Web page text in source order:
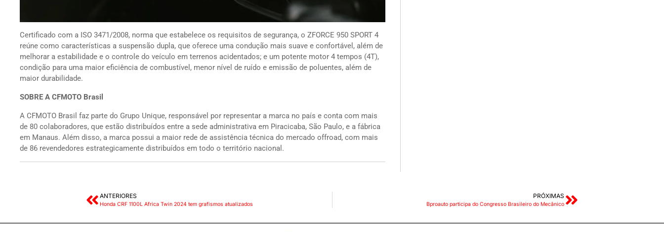
Certificado com a ISO 3471/2008, norma que estabelece os requisitos de segurança, o ZFORCE 950 SPORT 4
reúne como características a suspensão dupla, que oferece uma condução mais suave e confortável, além de
melhorar a estabilidade e o controle do veículo em terrenos acidentados; e um potente motor 4 tempos (4T),
condição para uma maior eficiência de combustível, menor nível de ruído e emissão de poluentes, além de
maior durabilidade.
SOBRE A CFMOTO Brasil
A CFMOTO Brasil faz parte do Grupo Unique, responsável por representar a marca no país e conta com mais
de 80 colaboradores, que estão distribuídos entre a sede administrativa em Piracicaba, São Paulo, e a fábrica
em Manaus. Além disso, a marca possui a maior rede de assistência técnica do mercado offroad, com mais
de 86 revendedores estrategicamente distribuídos em todo o território nacional.
ANTERIORES
Honda CRF 1100L Africa Twin 2024 tem grafismos atualizados
PRÓXIMAS
Bproauto participa do Congresso Brasileiro do Mecânico